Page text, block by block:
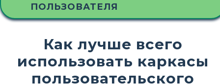
ПОЛЬЗОВАТЕЛЯ
Как лучше всего
использовать каркасы
пользовательского